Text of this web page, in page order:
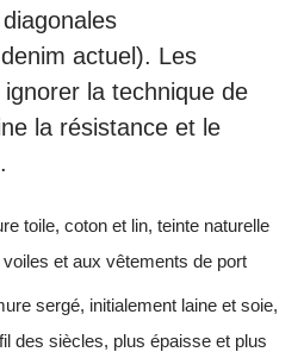
actuel). Les
la technique de
la résistance et le
toile, coton et lin, teinte naturelle
et aux vêtements de port
sergé, initialement laine et soie,
des siècles, plus épaisse et plus